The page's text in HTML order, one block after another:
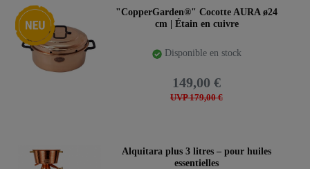
Nouveauté
"CopperGarden®" Cocotte AURA ø24
cm | Étain en cuivre
Disponible en stock
UVP 179,00 €
149,00 €
Alquitara plus 3 litres – pour huiles
essentielles